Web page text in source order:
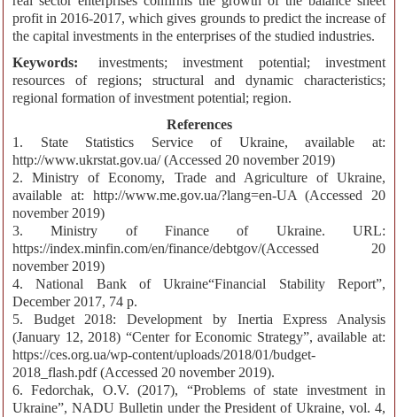
profit in 2016-2017, which gives grounds to predict the increase of
the capital investments in the enterprises of the studied industries.
Keywords:
investments; investment potential; investment
resources of regions; structural and dynamic characteristics;
regional formation of investment potential; region.
References
1. State Statistics Service of Ukraine, available at:
http://www.ukrstat.gov.ua/ (Accessed 20 november 2019)
2. Ministry of Economy, Trade and Agriculture of Ukraine,
available at: http://www.me.gov.ua/?lang=en-UA (Accessed 20
november 2019)
3. Ministry of Finance of Ukraine. URL:
https://index.minfin.com/en/finance/debtgov/(Accessed 20
november 2019)
4. National Bank of Ukraine“Financial Stability Report”,
December 2017, 74 p.
5. Budget 2018: Development by Inertia Express Analysis
(January 12, 2018) “Center for Economic Strategy”, available at:
https://ces.org.ua/wp-content/uploads/2018/01/budget-
2018_flash.pdf (Accessed 20 november 2019).
6. Fedorchak, O.V. (2017), “Problems of state investment in
Ukraine”, NADU Bulletin under the President of Ukraine, vol. 4,